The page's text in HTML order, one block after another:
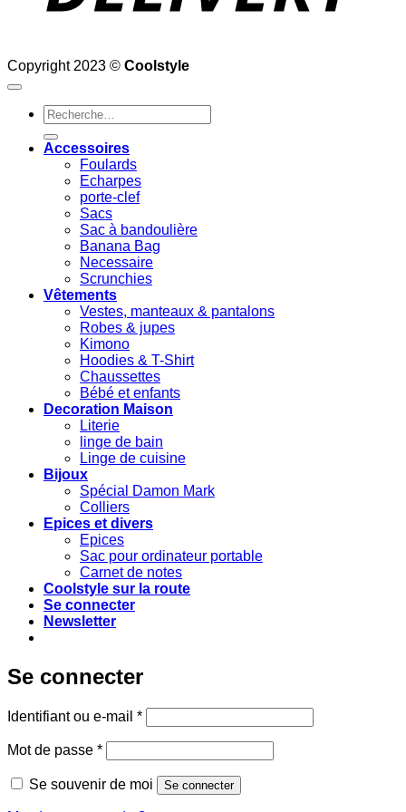
Copyright 2023 © Coolstyle
Recherche
pour :
Accessoires
Foulards
Echarpes
porte-clef
Sacs
Sac à bandoulière
Banana Bag
Necessaire
Scrunchies
Vêtements
Vestes, manteaux & pantalons
Robes & jupes
Kimono
Hoodies & T-Shirt
Chaussettes
Bébé et enfants
Decoration Maison
Literie
linge de bain
Linge de cuisine
Bijoux
Spécial Damon Mark
Colliers
Epices et divers
Epices
Sac pour ordinateur portable
Carnet de notes
Coolstyle sur la route
Se connecter
Newsletter
Se connecter
Identifiant ou e-mail *Obligatoire
Mot de passe *Obligatoire
Se souvenir de moi Se connecter